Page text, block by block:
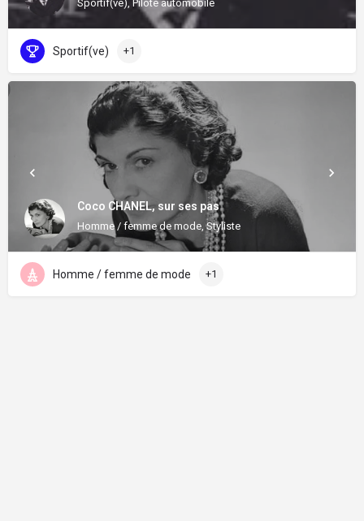
Sportif(ve), Pilote automobile
Sportif(ve) +1
Coco CHANEL, sur ses pas
Homme / femme de mode, Styliste
Homme / femme de mode +1